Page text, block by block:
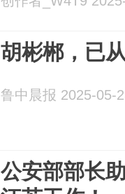
胡彬郴，已
鲁中晨报 2025-05-
公安部部长